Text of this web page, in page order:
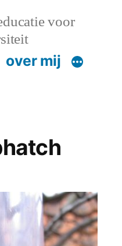
voor
over mij